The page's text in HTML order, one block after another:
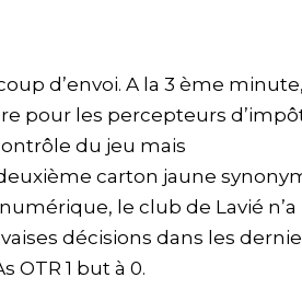
d’envoi. A la 3 ème
pour les percepteurs
du jeu mais
carton jaune
le club de Lavié n’a
décisions dans les
OTR 1 but à 0.